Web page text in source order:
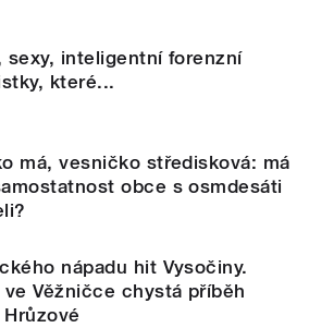
sexy, inteligentní forenzní
které...
má, vesničko středisková: má
obce s osmdesáti
nápadu hit Vysočiny.
ve Věžničce chystá příběh